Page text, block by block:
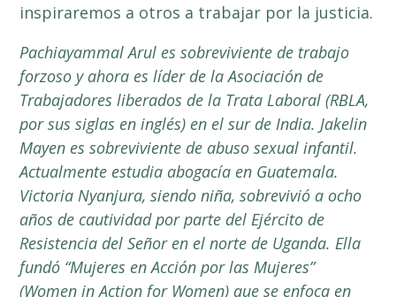
inspiraremos a otros a trabajar por la justicia.
Pachiayammal Arul es sobreviviente de trabajo
forzoso y ahora es líder de la Asociación de
Trabajadores liberados de la Trata Laboral (RBLA,
por sus siglas en inglés) en el sur de India. Jakelin
Mayen es sobreviviente de abuso sexual infantil.
Actualmente estudia abogacía en Guatemala.
Victoria Nyanjura, siendo niña, sobrevivió a ocho
años de cautividad por parte del Ejército de
Resistencia del Señor en el norte de Uganda. Ella
fundó “Mujeres en Acción por las Mujeres”
(Women in Action for Women) que se enfoca en